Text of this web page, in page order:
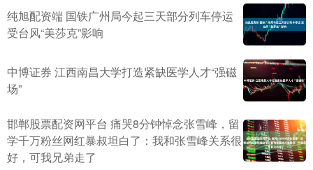
纯旭配资端 国铁广州局今起三天部分列车停运
受台风“美莎克”影响
中博证券 江西南昌大学打造紧缺医学人才“强磁
场”
邯郸股票配资网平台 痛哭8分钟悼念张雪峰，留
学千万粉丝网红暴叔坦白了：我和张雪峰关系很
好，可我兄弟走了